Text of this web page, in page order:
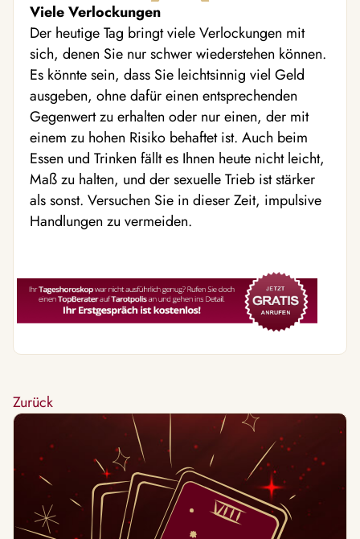
Viele Verlockungen
Der heutige Tag bringt viele Verlockungen mit
sich, denen Sie nur schwer wiederstehen können.
Es könnte sein, dass Sie leichtsinnig viel Geld
ausgeben, ohne dafür einen entsprechenden
Gegenwert zu erhalten oder nur einen, der mit
einem zu hohen Risiko behaftet ist. Auch beim
Essen und Trinken fällt es Ihnen heute nicht leicht,
Maß zu halten, und der sexuelle Trieb ist stärker
als sonst. Versuchen Sie in dieser Zeit, impulsive
Handlungen zu vermeiden.
Zurück